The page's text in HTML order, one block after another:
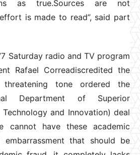
as true.Sources are not
is made to read”, said part
Saturday radio and TV program
Rafael Correadiscredited the
tone ordered the
Department of Superior
Technology and Innovation) deal
cannot have these academic
that should be